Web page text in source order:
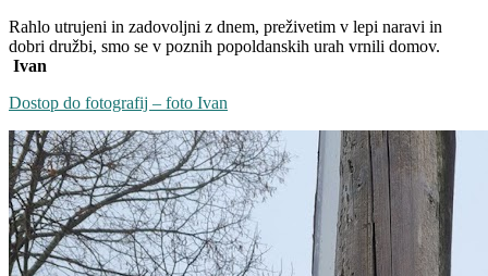
Rahlo utrujeni in zadovoljni z dnem, preživetim v lepi naravi in
dobri družbi, smo se v poznih popoldanskih urah vrnili domov.
Ivan
Dostop do fotografij – foto Ivan